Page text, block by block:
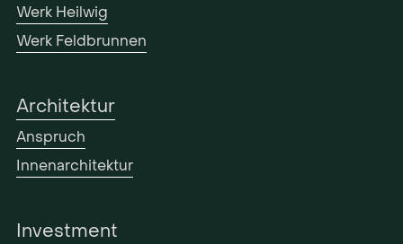
Werk Heilwig
Werk Feldbrunnen
Architektur
Anspruch
Innenarchitektur
Investment